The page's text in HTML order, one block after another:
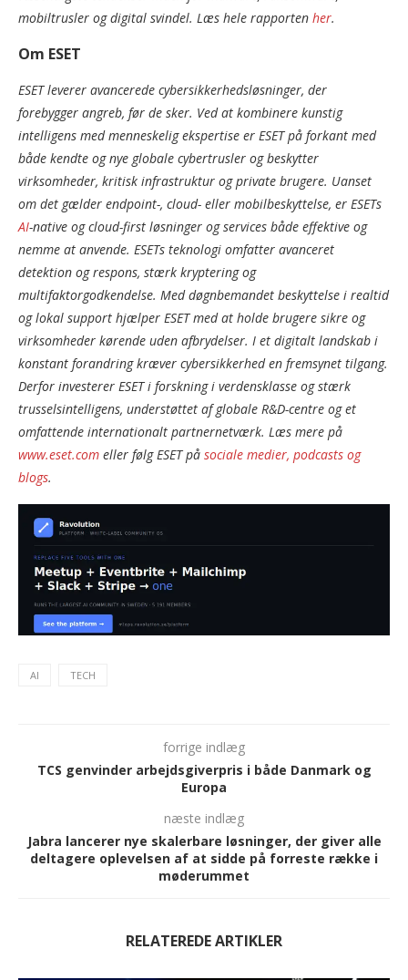
mobiltrusler og digital svindel. Læs hele rapporten her.
Om ESET
ESET leverer avancerede cybersikkerhedsløsninger, der
forebygger angreb, før de sker. Ved at kombinere kunstig
intelligens med menneskelig ekspertise er ESET på forkant med
både kendte og nye globale cybertrusler og beskytter
virksomheder, kritisk infrastruktur og private brugere. Uanset
om det gælder endpoint-, cloud- eller mobilbeskyttelse, er ESETs
AI-native og cloud-first løsninger og services både effektive og
nemme at anvende. ESETs teknologi omfatter avanceret
detektion og respons, stærk kryptering og
multifaktorgodkendelse. Med døgnbemandet beskyttelse i realtid
og lokal support hjælper ESET med at holde brugere sikre og
virksomheder kørende uden afbrydelser. I et digitalt landskab i
konstant forandring kræver cybersikkerhed en fremsynet tilgang.
Derfor investerer ESET i forskning i verdensklasse og stærk
trusselsintelligens, understøttet af globale R&D-centre og et
omfattende internationalt partnernetværk. Læs mere på
www.eset.com eller følg ESET på sociale medier, podcasts og
blogs.
AI TECH
forrige indlæg
TCS genvinder arbejdsgiverpris i både Danmark og
Europa
næste indlæg
Jabra lancerer nye skalerbare løsninger, der giver alle
deltagere oplevelsen af at sidde på forreste række i
møderummet
RELATEREDE ARTIKLER